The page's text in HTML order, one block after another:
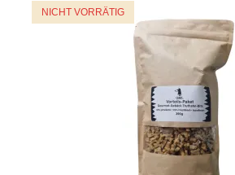
NICHT VORRÄTIG